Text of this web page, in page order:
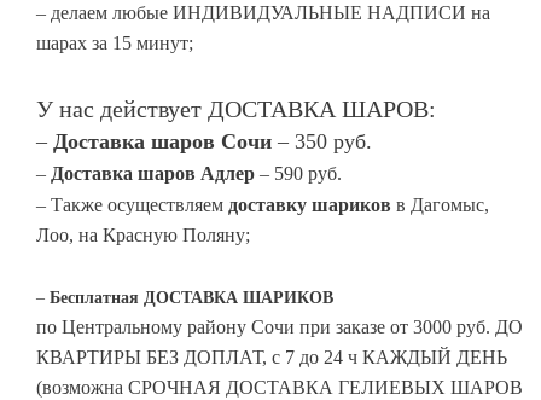
– делаем любые ИНДИВИДУАЛЬНЫЕ НАДПИСИ на
шарах за 15 минут;
У нас действует ДОСТАВКА ШАРОВ:
– Доставка шаров Сочи – 350 руб.
– Доставка шаров Адлер – 590 руб.
– Также осуществляем доставку шариков в Дагомыс,
Лоо, на Красную Поляну;
– Бесплатная ДОСТАВКА ШАРИКОВ
по Центральному району Сочи при заказе от 3000 руб. ДО
КВАРТИРЫ БЕЗ ДОПЛАТ, с 7 до 24 ч КАЖДЫЙ ДЕНЬ
(возможна СРОЧНАЯ ДОСТАВКА ГЕЛИЕВЫХ ШАРОВ